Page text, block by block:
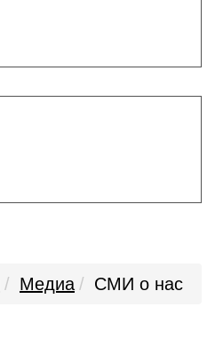
Медиа СМИ о нас